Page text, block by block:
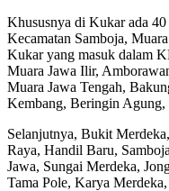
Khususnya di Kukar ada 40
Kecamatan Samboja,
Kukar yang masuk dalam
Muara Jawa Ilir,
Muara Jawa Tengah,
Kembang, Beringin Agung,
Selanjutnya, Bukit
Raya, Handil Baru,
Jawa, Sungai Merdeka,
Tama Pole, Karya